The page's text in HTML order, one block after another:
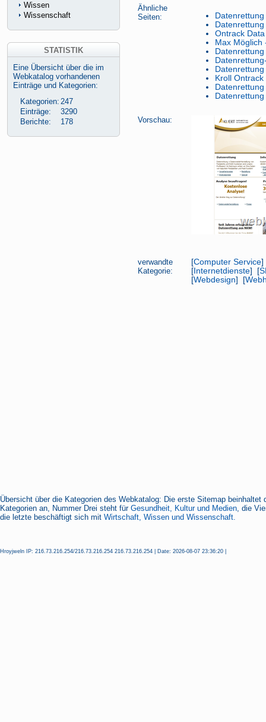
Ähnliche
Seiten:
Datenrettung
Ontrack
Max Möglich
Kroll
Vorschau:
verwandte
Kategorie:
[Computer Service]
[ Internetdienste] [
[Webdesign] [
Übersicht über die Kategorien des Webkatalog: Die erste Sitemap beinhaltet
Kategorien an, Nummer Drei steht für Gesundheit, Kultur und Medien, die
die letzte beschäftigt sich mit Wirtschaft, Wissen und Wissenschaft.
Hroyjweln IP: 216.73.216.254/216.73.216.254 216.73.216.254 | Date: 2026-08-07 23:36:20 |
Wissen
Wissenschaft
STATISTIK
Eine Übersicht über die im
Webkatalog vorhandenen
Einträge und Kategorien:
Kategorien: 247
Einträge:
3290
Berichte:
178